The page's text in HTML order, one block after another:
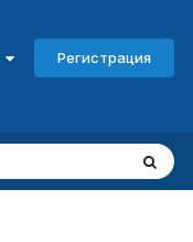
Регистрация